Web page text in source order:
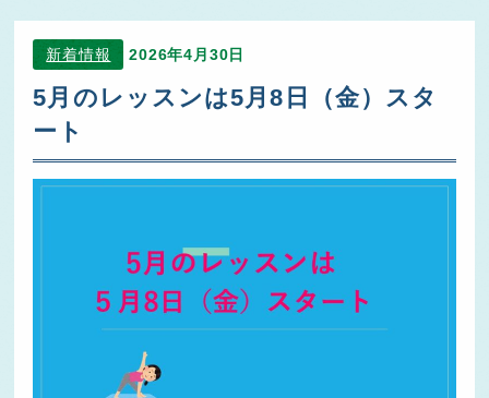
新着情報 2026年4月30日
5月のレッスンは5月8日（金）スタ
ート